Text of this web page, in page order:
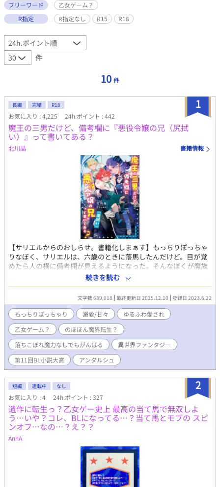
フリーワード
乙女ゲーム？
R指定
R指定なし R15 R18
件
10 件
1
長編 完結 R18
お気に入り : 4,225 24h.ポイント : 442
魔王の三男だけど、備考欄に『悪役令嬢の兄（尻拭
い）』って書いてある？
北川晶 書籍情報
【サリエルからのおしらせ。書籍化しまぁす】もっちりぽっちゃ
りなぼく、サリエルは、六歳のときに落馬したんだけど。目が覚
めたら人の横に備考欄が見えるようになった。そんなぼくが魔族
の国でゆるふわっと漂い危機回避する、のほほんハートフルライ
フ。うーん、記憶喪失というわけではないが、なんか家族に違和
感があるなぁ？ わかっている。ここは魔族が住む国で、父上が
魔王だってことは。でも、なんかおかしいと思っちゃう。あと備
考欄も人に言えないやつだよね？ ぼくの備考欄には『悪役令嬢
の兄（尻拭い）』と書いてあるけど…うん、死にかけるとか殺さ
れかけるとか、いろいろあるけど。まぁいいや。 ぼくに優しく
してくれる超絶美形の長兄、レオンハルト。ちょっと言葉のきつ
い次兄のラーディン。おそらく悪役令嬢で、ぼくが死にかかって
も高らかに笑う妹のディエンヌ。気の弱い異母弟のシュナイツ、
という兄弟に囲まれた、もっちりなぼくの悪魔城ライフです。
さらに、従兄弟のマルチェロやマリーベル、ラーディンの護衛の
ファウスト、優秀な成績ですごいシュナイツのご学友のエドガー
という友達も巻き込んでのドタバタ魔王学園乙女ゲームストーリ
ーもあるよ。 え？ 乙女ゲーム？ なにそれ、美味しいの？ 第１
１回BL小説大賞で、アンダルシュノベルズb賞をいただきまし
た。 さらに、２０２５年三月中旬に書籍発売になります。読者の
みなさま、応援していただき、ありがとうございます。書籍化に
伴い設定が変更された部分がございます。四十一話以降の話はし
ばらく維持し、直しはナシの予定です。ご了承くださいませ。 本
編は完結しましたが、おまけなど、たまに出します。よろしくお
続きを読む
文字数 689,018 最終更新日 2025.12.10 登録日 2023.6.22
もっちりぽっちゃり 溺愛/甘々
ゆるふわ愛され
乙女ゲーム？
のほほん魔界転生？
落ちこぼれ魔力なしでもがんばる
異世界ファンタジー
第11回BL小説大賞
アンダルシュ
2
短編 連載中 なし
お気に入り : 4 24h.ポイント : 327
遺作に転生っ？乙女ゲー史上 最高の当て馬で無双しよ
う…いや？コレ、BLになってる…？当て馬とモブの スピ
ンオフ…なの…？え？？
AnnA